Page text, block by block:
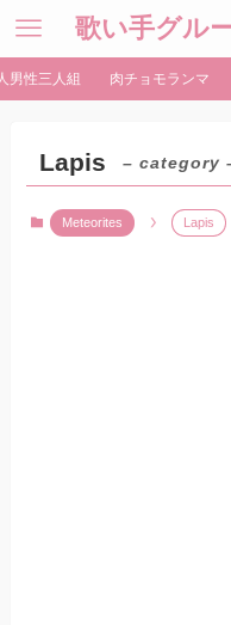
歌い手グル
男性三人組 肉チョモランマ
Lapis – category
Meteorites Lapis